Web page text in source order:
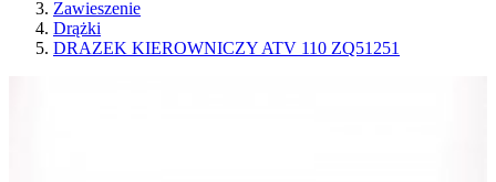
Zawieszenie
Drążki
DRAZEK KIEROWNICZY ATV 110 ZQ51251